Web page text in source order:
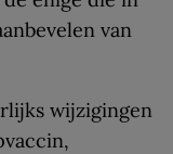
van
wijzigingen